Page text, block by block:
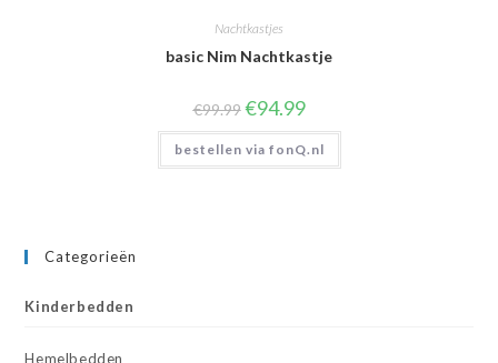
Nachtkastjes
basic Nim Nachtkastje
€99.99 Oorspronkelijke
prijs
was:
€99.99.
€94.99Huidige
is:
€94.99.
bestellen via fonQ.nl
Categorieën
Kinderbedden
Hemelbedden